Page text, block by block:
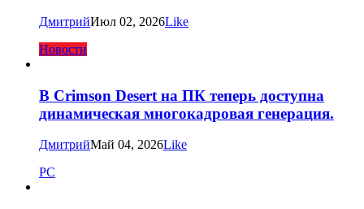
ДмитрийИюл 02, 2026Like
Новости
В Crimson Desert на ПК теперь доступна
динамическая многокадровая генерация.
ДмитрийМай 04, 2026Like
PC